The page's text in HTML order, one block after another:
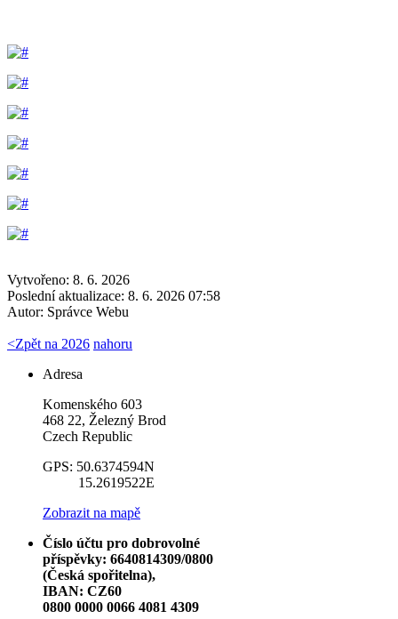
Vytvořeno: 8. 6. 2026
Poslední aktualizace: 8. 6. 2026 07:58
Autor: Správce Webu
<Zpět na 2026 nahoru
Adresa
Komenského 603
468 22, Železný Brod
Czech Republic
GPS: 50.6374594N
15.2619522E
Zobrazit na mapě
Číslo účtu pro dobrovolné
příspěvky: 6640814309/0800
(Česká spořitelna),
IBAN: CZ60
0800 0000 0066 4081 4309